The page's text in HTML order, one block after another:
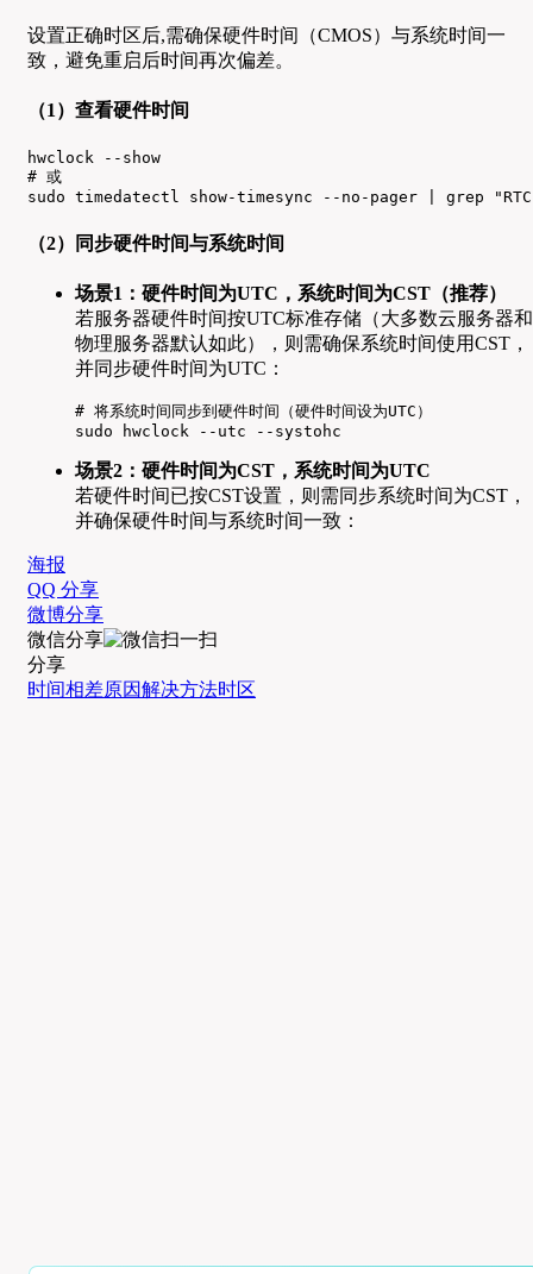
设置正确时区后,需确保硬件时间（CMOS）与系统时间一
致，避免重启后时间再次偏差。
（1）查看硬件时间
hwclock --show
# 或
sudo timedatectl show-timesync --no-pager | grep
（2）同步硬件时间与系统时间
场景1：硬件时间为UTC，系统时间为CST（推荐）
若服务器硬件时间按UTC标准存储（大多数云服务器和
物理服务器默认如此），则需确保系统时间使用CST，
并同步硬件时间为UTC：
# 将系统时间同步到硬件时间（硬件时间设为UTC）
sudo hwclock --utc --systohc
场景2：硬件时间为CST，系统时间为UTC
若硬件时间已按CST设置，则需同步系统时间为CST，
并确保硬件时间与系统时间一致：
海报
QQ 分享
微博分享
微信分享
分享
时间相差原因解决方法时区